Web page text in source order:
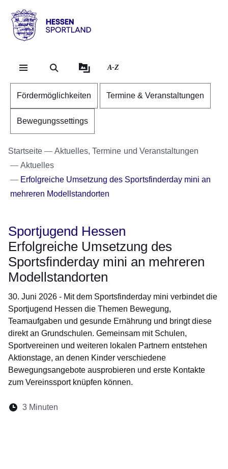
Hessen
Sportland
A-Z
Fördermöglichkeiten Termine & Veranstaltungen
Bewegungssettings
Startseite
Aktuelles, Termine und Veranstaltungen
Aktuelles
Erfolgreiche Umsetzung des Sportsfinderday mini an
mehreren Modellstandorten
Sportjugend Hessen
Erfolgreiche Umsetzung des
Sportsfinderday mini an mehreren
Modellstandorten
30. Juni 2026 - Mit dem Sportsfinderday mini verbindet die
Sportjugend Hessen die Themen Bewegung,
Teamaufgaben und gesunde Ernährung und bringt diese
direkt an Grundschulen. Gemeinsam mit Schulen,
Sportvereinen und weiteren lokalen Partnern entstehen
Aktionstage, an denen Kinder verschiedene
Bewegungsangebote ausprobieren und erste Kontakte
zum Vereinssport knüpfen können.
Lesedauer:
3 Minuten